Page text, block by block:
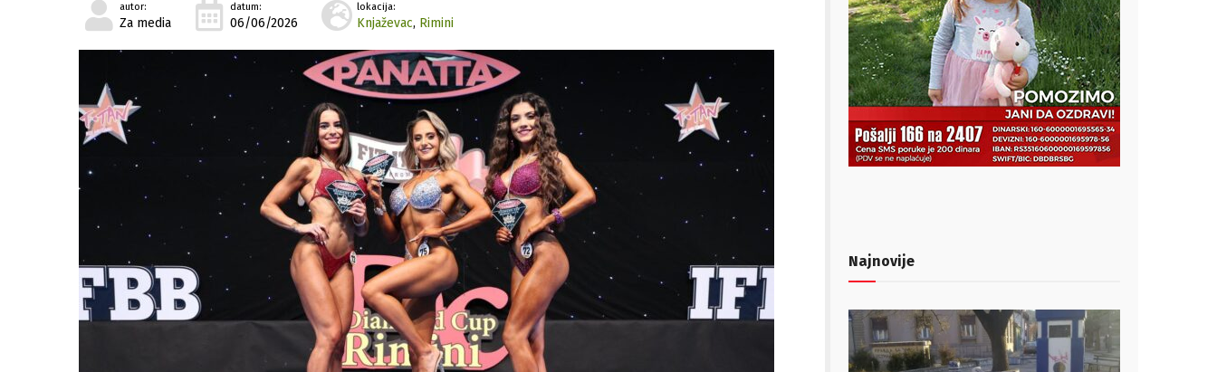
autor:
Za media
datum:
06/06/2026
lokacija:
Knjaževac, Rimini
Najnovije